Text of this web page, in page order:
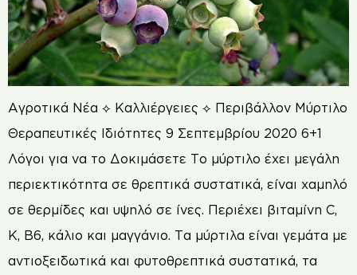
Αγροτικά Νέα ⟡ Καλλιέργειες ⟡ Περιβάλλον Μύρτιλο
Θεραπευτικές Ιδιότητες 9 Σεπτεμβρίου 2020 6+1
Λόγοι για να το Δοκιμάσετε Το μύρτιλο έχει μεγάλη
περιεκτικότητα σε θρεπτικά συστατικά, είναι χαμηλό
σε θερμίδες και υψηλό σε ίνες. Περιέχει βιταμίνη C,
K, B6, κάλιο και μαγγάνιο. Τα μύρτιλα είναι γεμάτα με
αντιοξειδωτικά και φυτοθρεπτικά συστατικά, τα